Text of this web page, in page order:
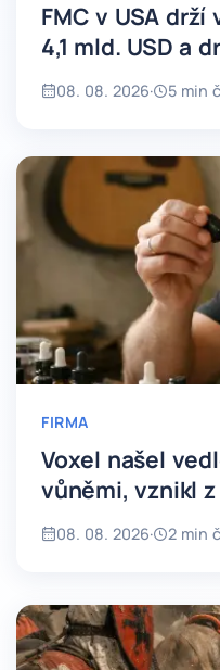
FMC v USA
4,1 mld. USD a
08. 08. 2026· 5 min
FIRMA
Voxel našel
vůněmi, vznikl
08. 08. 2026· 2 min